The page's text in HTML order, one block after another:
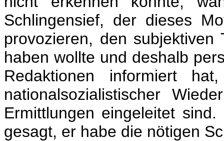
Schlingensief, der dieses
provozieren, den subjektiven
haben wollte und deshalb
Redaktionen informiert
nationalsozialistischer
Ermittlungen eingeleitet
gesagt, er habe die nötigen